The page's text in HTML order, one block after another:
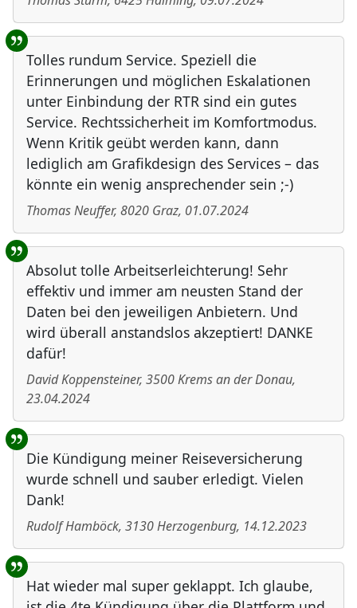
Tolles rundum Service. Speziell die
Erinnerungen und möglichen Eskalationen
unter Einbindung der RTR sind ein gutes
Service. Rechtssicherheit im Komfortmodus.
Wenn Kritik geübt werden kann, dann
lediglich am Grafikdesign des Services – das
könnte ein wenig ansprechender sein ;-)
Thomas Neuffer, 8020 Graz, 01.07.2024
Absolut tolle Arbeitserleichterung! Sehr
effektiv und immer am neusten Stand der
Daten bei den jeweiligen Anbietern. Und
wird überall anstandslos akzeptiert! DANKE
dafür!
David Koppensteiner, 3500Krems an der Donau,
23.04.2024
Die Kündigung meiner Reiseversicherung
wurde schnell und sauber erledigt. Vielen
Dank!
Rudolf Hamböck, 3130Herzogenburg, 14.12.2023
Hat wieder mal super geklappt. Ich glaube,